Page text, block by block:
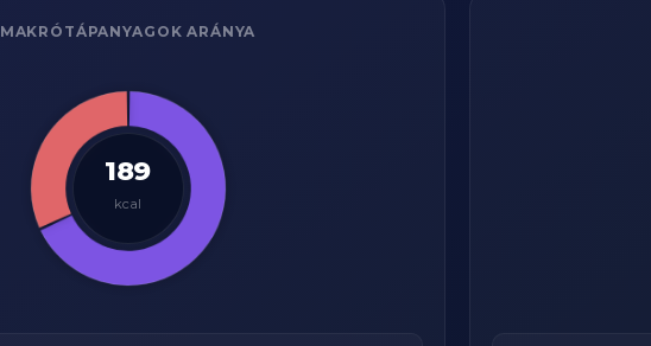
MAKRÓTÁPANYAGOK ARÁNYA
189
kcal